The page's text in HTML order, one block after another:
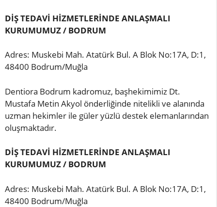
DİŞ TEDAVİ HİZMETLERİNDE ANLAŞMALI
KURUMUMUZ / BODRUM
Adres: Muskebi Mah. Atatürk Bul. A Blok No:17A, D:1,
48400 Bodrum/Muğla
Dentiora Bodrum kadromuz, başhekimimiz Dt.
Mustafa Metin Akyol önderliğinde nitelikli ve alanında
uzman hekimler ile güler yüzlü destek elemanlarından
oluşmaktadır.
DİŞ TEDAVİ HİZMETLERİNDE ANLAŞMALI
KURUMUMUZ / BODRUM
Adres: Muskebi Mah. Atatürk Bul. A Blok No:17A, D:1,
48400 Bodrum/Muğla